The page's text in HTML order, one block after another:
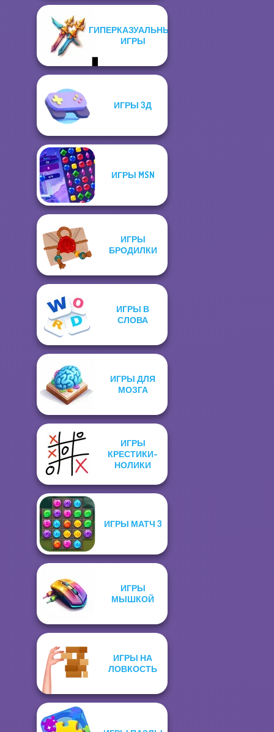
ГИПЕРКАЗУАЛЬНЫЕ
ИГРЫ
ИГРЫ 3Д
ИГРЫ MSN
ИГРЫ
БРОДИЛКИ
ИГРЫ В
СЛОВА
ИГРЫ ДЛЯ
МОЗГА
ИГРЫ
КРЕСТИКИ-
НОЛИКИ
ИГРЫ МАТЧ 3
ИГРЫ
МЫШКОЙ
ИГРЫ НА
ЛОВКОСТЬ